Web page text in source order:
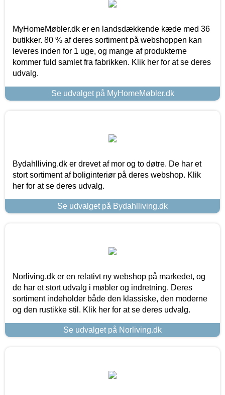
MyHomeMøbler.dk er en landsdækkende kæde med 36
butikker. 80 % af deres sortiment på webshoppen kan
leveres inden for 1 uge, og mange af produkterne
kommer fuld samlet fra fabrikken. Klik her for at se deres
udvalg.
Se udvalget på MyHomeMøbler.dk
Bydahlliving.dk er drevet af mor og to døtre. De har et
stort sortiment af boliginteriør på deres webshop. Klik
her for at se deres udvalg.
Se udvalget på Bydahlliving.dk
Norliving.dk er en relativt ny webshop på markedet, og
de har et stort udvalg i møbler og indretning. Deres
sortiment indeholder både den klassiske, den moderne
og den rustikke stil. Klik her for at se deres udvalg.
Se udvalget på Norliving.dk